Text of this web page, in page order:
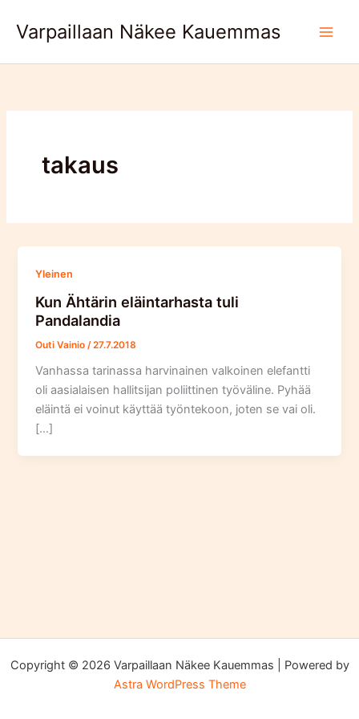
Varpaillaan Näkee Kauemmas
takaus
Yleinen
Kun Ähtärin eläintarhasta tuli
Pandalandia
Outi Vainio /27.7.2018
Vanhassa tarinassa harvinainen valkoinen elefantti
oli aasialaisen hallitsijan poliittinen työväline. Pyhää
eläintä ei voinut käyttää työntekoon, joten se vai oli.
[…]
Copyright © 2026 Varpaillaan Näkee Kauemmas | Powered by
Astra WordPress Theme